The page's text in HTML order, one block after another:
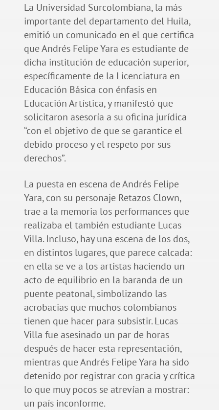
La Universidad Surcolombiana, la más
importante del departamento del Huila,
emitió un comunicado en el que certifica
que Andrés Felipe Yara es estudiante de
dicha institución de educación superior,
específicamente de la Licenciatura en
Educación Básica con énfasis en
Educación Artística, y manifestó que
solicitaron asesoría a su oficina jurídica
“con el objetivo de que se garantice el
debido proceso y el respeto por sus
derechos”.
La puesta en escena de Andrés Felipe
Yara, con su personaje Retazos Clown,
trae a la memoria los performances que
realizaba el también estudiante Lucas
Villa. Incluso, hay una escena de los dos,
en distintos lugares, que parece calcada:
en ella se ve a los artistas haciendo un
acto de equilibrio en la baranda de un
puente peatonal, simbolizando las
acrobacias que muchos colombianos
tienen que hacer para subsistir. Lucas
Villa fue asesinado un par de horas
después de hacer esta representación,
mientras que Andrés Felipe Yara ha sido
detenido por registrar con gracia y crítica
lo que muy pocos se atrevían a mostrar:
un país inconforme.